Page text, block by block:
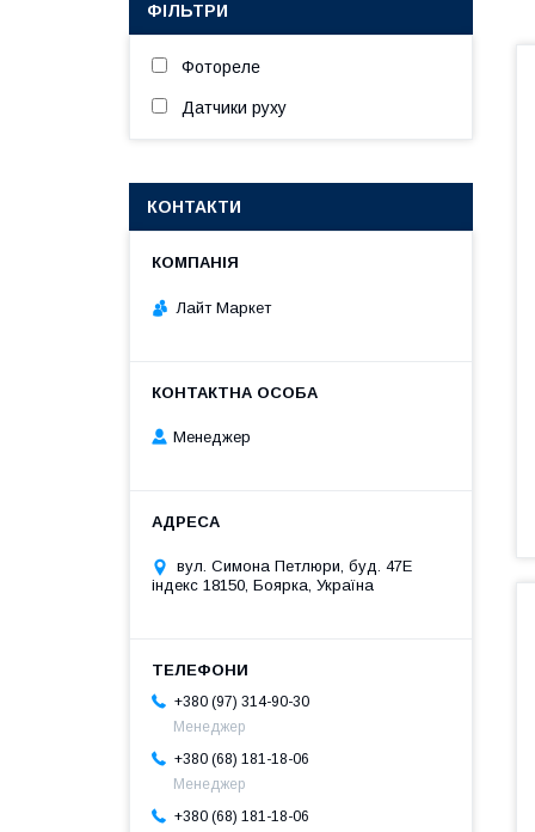
ФІЛЬТРИ
Фотореле
Датчики руху
КОНТАКТИ
Лайт Маркет
Менеджер
вул. Симона Петлюри, буд. 47Е
індекс 18150, Боярка, Україна
+380 (97) 314-90-30
Менеджер
+380 (68) 181-18-06
Менеджер
+380 (68) 181-18-06